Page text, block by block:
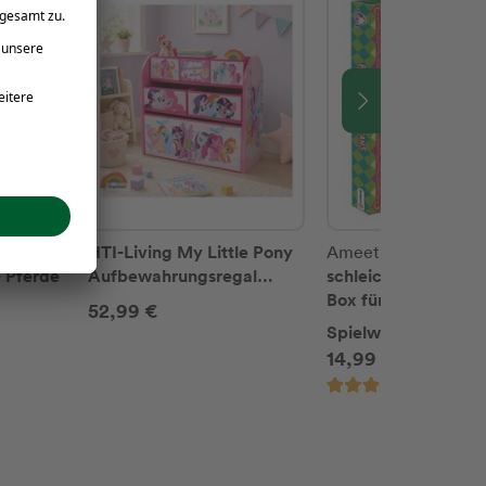
HTI-Living My Little Pony
Aufbewahrungsregal
Kinder 3-stöckig mit Boxen
52,99 €
Ameet Verlag
schleich® Horse
Box für Pferdefans
Spielwaren
14,99 €